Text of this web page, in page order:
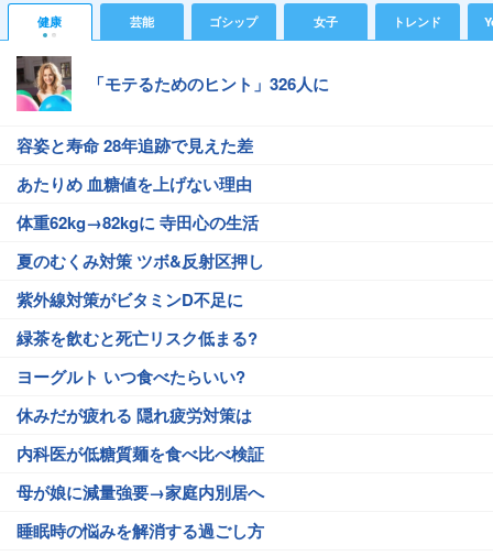
健康 芸能 ゴシップ 女子 トレンド
「モテるためのヒント」326人に
容姿と寿命 28年追跡で見えた差
あたりめ 血糖値を上げない理由
体重62kg→82kgに 寺田心の生活
夏のむくみ対策 ツボ&反射区押し
紫外線対策がビタミンD不足に
緑茶を飲むと死亡リスク低まる?
ヨーグルト いつ食べたらいい?
休みだが疲れる 隠れ疲労対策は
内科医が低糖質麺を食べ比べ検証
母が娘に減量強要→家庭内別居へ
睡眠時の悩みを解消する過ごし方